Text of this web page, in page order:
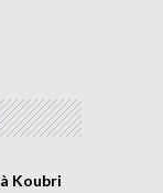
à Koubri